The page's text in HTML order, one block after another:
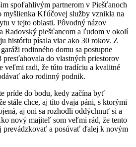
spoľahlivým partnerom v Piešťanoch
myšlienka Kľúčovej služby vznikla na
v tejto oblasti. Pôvodný názov
Radovský piešťancom a ľudom v okolí
históriu písala viac ako 30 rokov. Z
rodinného domu sa postupne
do vlastných priestorov
veľmi radi, že túto tradíciu a kvalitné
ako rodinný podnik.
príde do bodu, kedy začína byť
stále chce, aj títo dvaja páni, s ktorými
aj oni sa rozhodli oddýchnuť si a
nový majiteľ som veľmi rád, že tento
prevádzkovať a posúvať ďalej k novým